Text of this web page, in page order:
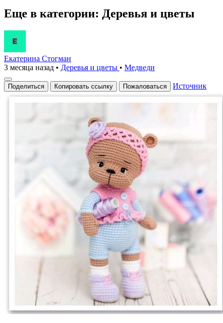
Еще в категории: Деревья и цветы
Екатерина Стогман
3 месяца назад • Деревья и цветы • Медведи
Поделиться Копировать ссылку Пожаловаться Источник